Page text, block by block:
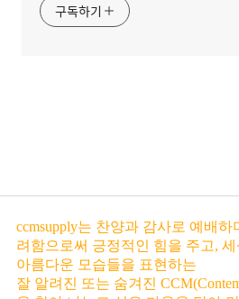
구독하기
ccmsupply는 찬양과 감사로 예배
려함으로써 긍정적인 힘을 주고,
아름다운 모습들을 표현하는
잘 알려진 또는 숨겨진